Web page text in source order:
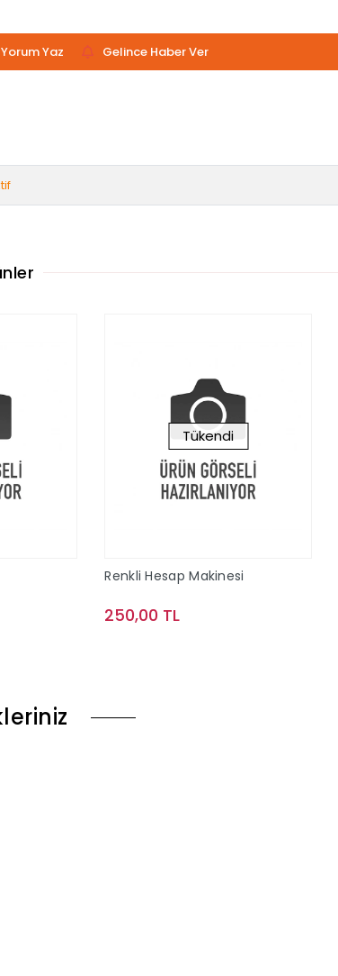
Yorum Yaz Gelince Haber Ver
Tükendi
Renkli Hesap Makinesi
250,00 TL